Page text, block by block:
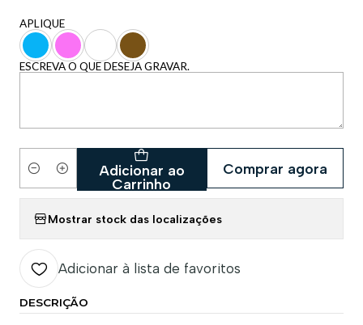
APLIQUE
ESCREVA O QUE DESEJA GRAVAR.
Quantidade
Adicionar ao
Carrinho
Comprar agora
Mostrar stock das localizações
Adicionar à lista de favoritos
DESCRIÇÃO